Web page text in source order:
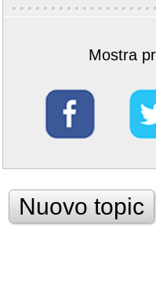
Mostra
Nuovo topic